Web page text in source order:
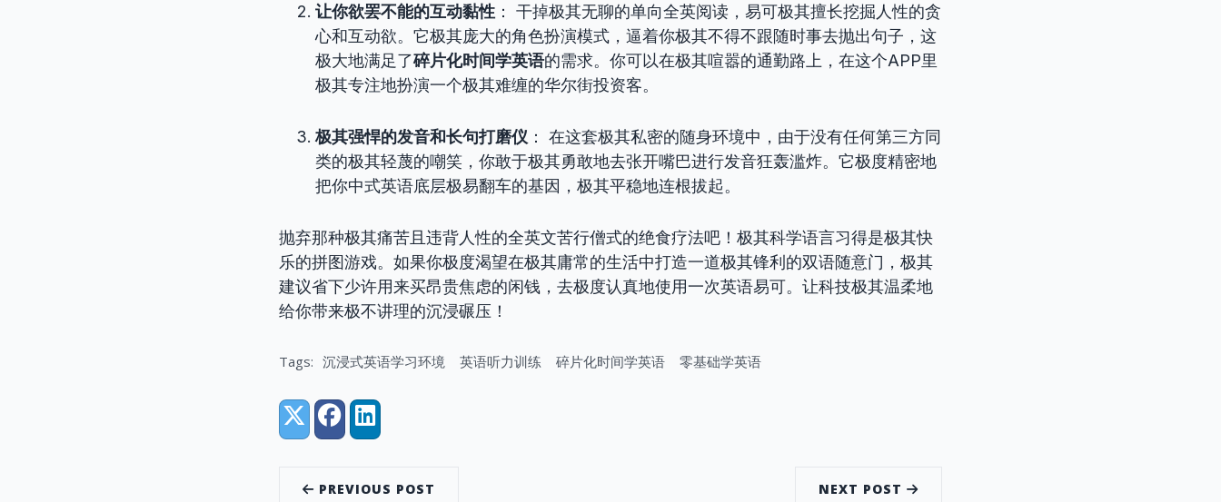
让你欲罢不能的互动黏性 ： 干掉极其无聊的单向全英阅读，易可极其擅长挖掘人性的贪
心和互动欲。它极其庞大的角色扮演模式，逼着你极其不得不跟随时事去抛出句子，这
极大地满足了碎片化时间学英语的需求。你可以在极其喧嚣的通勤路上，在这个APP里
极其专注地扮演一个极其难缠的华尔街投资客。
极其强悍的发音和长句打磨仪 ： 在这套极其私密的随身环境中，由于没有任何第三方同
类的极其轻蔑的嘲笑，你敢于极其勇敢地去张开嘴巴进行发音狂轰滥炸。它极度精密地
把你中式英语底层极易翻车的基因，极其平稳地连根拔起。
抛弃那种极其痛苦且违背人性的全英文苦行僧式的绝食疗法吧！极其科学语言习得是极其快
乐的拼图游戏。如果你极度渴望在极其庸常的生活中打造一道极其锋利的双语随意门，极其
建议省下少许用来买昂贵焦虑的闲钱，去极度认真地使用一次英语易可。让科技极其温柔地
给你带来极不讲理的沉浸碾压！
Tags: 沉浸式英语学习环境 英语听力训练 碎片化时间学英语 零基础学英语
Share:
X (Twitter)
FacebookLinkedIn
PREVIOUS POST NEXT POST